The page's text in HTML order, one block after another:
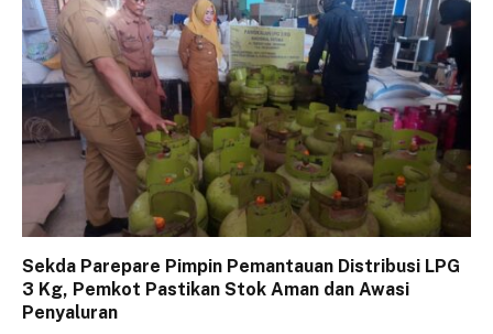
Sekda Parepare Pimpin Pemantauan Distribusi LPG
3 Kg, Pemkot Pastikan Stok Aman dan Awasi
Penyaluran